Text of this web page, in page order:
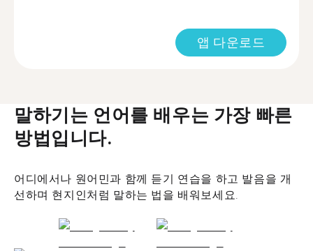
앱 다운로드
말하기는 언어를 배우는 가장 빠른
방법입니다.
어디에서나 원어민과 함께 듣기 연습을 하고 발음을 개
선하며 현지인처럼 말하는 법을 배워보세요.